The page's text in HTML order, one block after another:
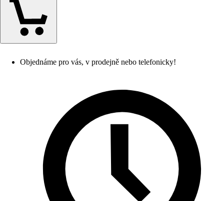
Objednáme pro vás, v prodejně nebo telefonicky!